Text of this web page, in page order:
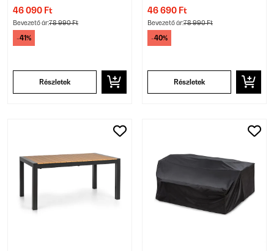
46 090 Ft
Bevezető ár:78 990 Ft
-41%
Részletek
46 690 Ft
Bevezető ár:78 990 Ft
-40%
Részletek